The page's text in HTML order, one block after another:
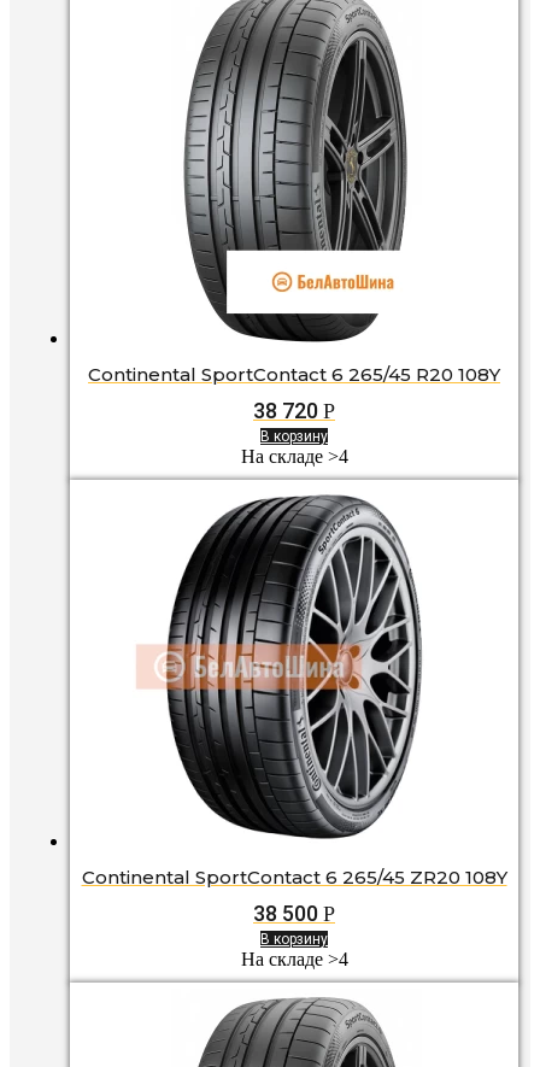
Continental SportContact 6 265/45 R20 108Y
38 720 Р
В корзину
На складе >4
Continental SportContact 6 265/45 ZR20 108Y
38 500 Р
В корзину
На складе >4